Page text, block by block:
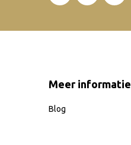
Meer informatie
Blog